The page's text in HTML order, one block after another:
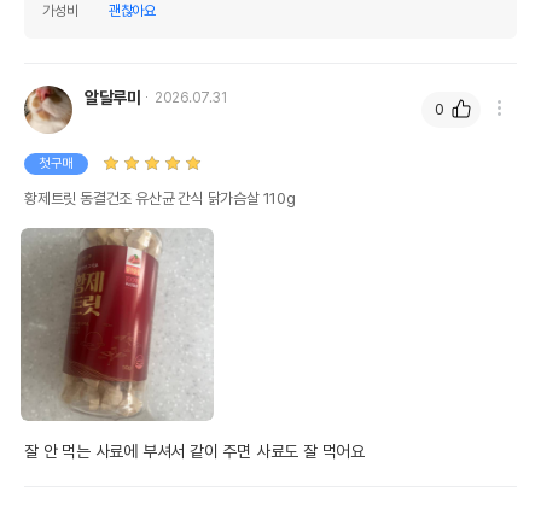
가성비
괜찮아요
알달루미 2026.07.31
첫구매
황제트릿 동결건조 유산균 간식 닭가슴살 110g
잘 안 먹는 사료에 부셔서 같이 주면 사료도 잘 먹어요
0